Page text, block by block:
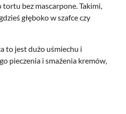
tortu bez mascarpone. Takimi,
głęboko w szafce czy
to jest dużo uśmiechu i
pieczenia i smażenia kremów,